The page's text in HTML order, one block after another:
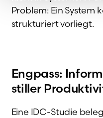
Problem: Ein System
strukturiert vorliegt.
Engpass:
stiller
Eine IDC-Studie